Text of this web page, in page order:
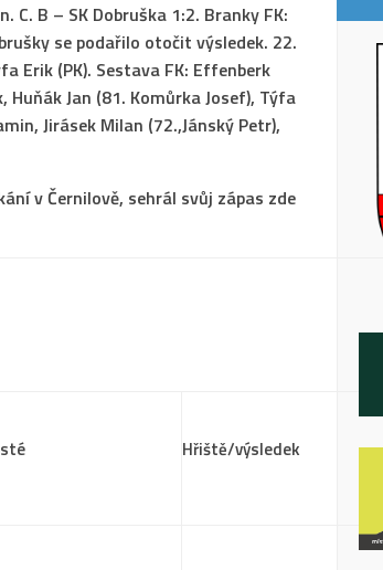
C. B – SK Dobruška 1:2. Branky FK:
se podařilo otočit výsledek. 22.
Erik (PK). Sestava FK: Effenberk
Huňák Jan (81. Komůrka Josef), Týfa
Jirásek Milan (72.,Jánský Petr),
v Černilově, sehrál svůj zápas zde
Hřiště/výsledek